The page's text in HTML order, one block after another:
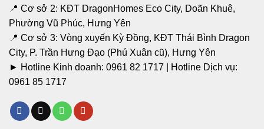
📍 Cơ sở 2: KĐT DragonHomes Eco City, Doãn Khuê,
Phường Vũ Phúc, Hưng Yên
📍 Cơ sở 3: Vòng xuyến Kỳ Đồng, KĐT Thái Bình Dragon
City, P. Trần Hưng Đạo (Phú Xuân cũ), Hưng Yên
► Hotline Kinh doanh: 0961 82 1717 | Hotline Dịch vụ:
0961 85 1717